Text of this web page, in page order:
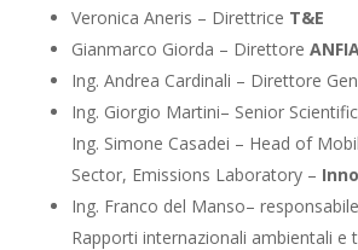
Veronica Aneris – Direttrice T&E
Gianmarco Giorda – Direttore
Ing. Andrea Cardinali – Direttore
Ing. Giorgio Martini– Senior
Ing. Simone Casadei – Head of
Sector, Emissions Laboratory –
Ing. Franco del Manso–
Rapporti internazionali ambientali e